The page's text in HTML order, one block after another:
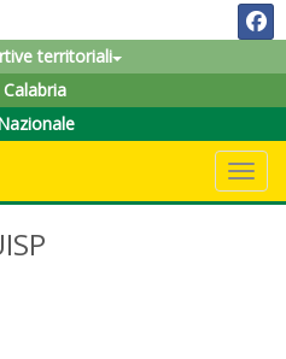
territoriali